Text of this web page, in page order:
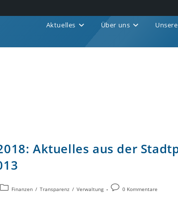
Aktuelles Über uns
Aktuelles aus der
Finanzen / Transparenz / Verwaltung 0 Kommentare